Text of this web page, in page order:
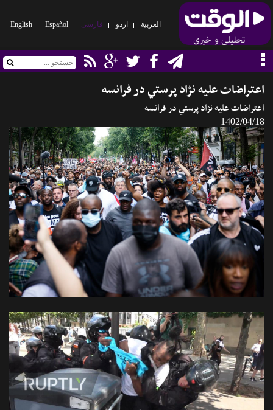
العربیة اردو فارسی Español
English
اعتراضات عليه ن‍ژاد پرستي در فرانسه
اعتراضات عليه ن‍ژاد پرستي در فرانسه
1402/04/18